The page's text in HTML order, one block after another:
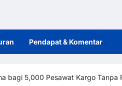
Pendapat & Komentar
bagi 5,000 Pesawat Kargo